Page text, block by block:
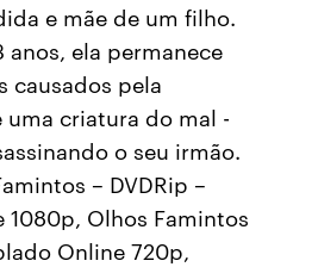
e mãe de um filho.
anos, ela permanece
causados pela
uma criatura do mal -
o seu irmão.
– DVDRip –
1080p, Olhos Famintos
Online 720p,